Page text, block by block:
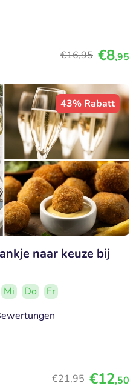
€16,95 €8,95
43% Rabatt
naar keuze bij
Mi Do
Fr
€21,95 €12,50